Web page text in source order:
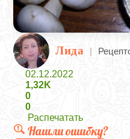
Лида |
02.12.2022
1,32K
0
0
Распечатать
Нашли ошибку?